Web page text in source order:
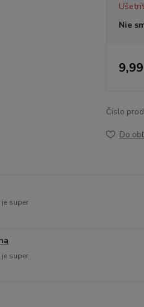
Nie
Číslo
Do
super
super